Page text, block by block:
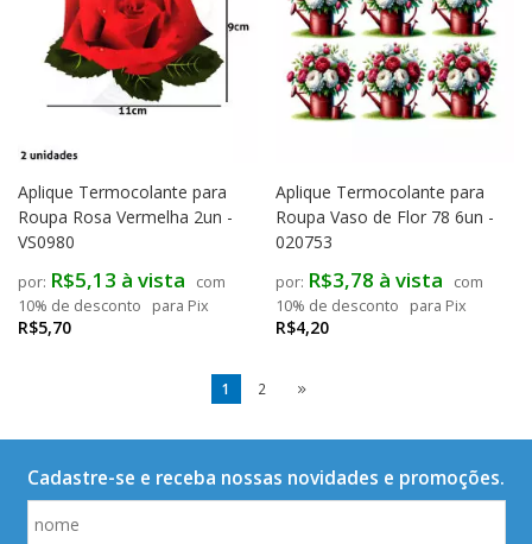
Aplique Termocolante para
Roupa Rosa Vermelha 2un -
VS0980
R$5,70
R$5,13 à vista
com
10% de desconto
para Pix
Aplique Termocolante para
Roupa Vaso de Flor 78 6un -
020753
R$4,20
R$3,78 à vista
com
10% de desconto
para Pix
1 2
Cadastre-se e receba nossas novidades e promoções.